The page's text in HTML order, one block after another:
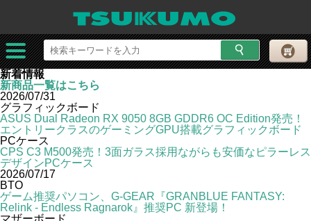
新着情報
新商品一覧はこちら
2026/07/31
グラフィックボード
ASUS Dual Radeon RX 9050 8GB GDDR6 OC Edition発売！
エントリークラスのゲーミングGPU搭載グラフィックボード
PCケース
CPS C3 M500発売！3面ガラス採用ながらも安価なピラーレス
デザインPCケース
2026/07/17
BTO
ゲーム推奨パソコン、G-GEAR『GRANBLUE FANTASY:
Relink - Endless Ragnarok』推奨PC 新登場！
マザーボード